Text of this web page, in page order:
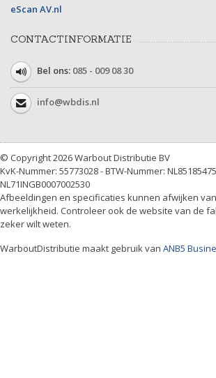
eScan AV.nl
CONTACTINFORMATIE
Bel ons: 085 - 009 08 30
info@wbdis.nl
© Copyright 2026 Warbout Distributie BV
KvK-Nummer: 55773028 - BTW-Nummer:
NL71INGB0007002530
Afbeeldingen en specificaties kunnen afwijken
werkelijkheid. Controleer ook de website van de
zeker wilt weten.
WarboutDistributie maakt gebruik van ANB5